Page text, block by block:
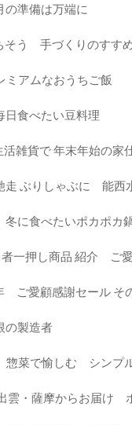
準備は万端に
そう 手づくりのすす
アムなおうちご飯
食べたい豆料理
雑貨で 年末年始の家
走 ぶりしゃぶに 能西
に食べたいポカポカ
一押し商品 紹介 ご
ご愛顧感謝セール そ
製造者
惣菜で愉しむ シンプ
雲・薩摩からお届け